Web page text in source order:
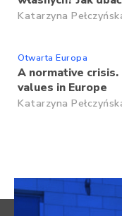
Katarzyna
Otwarta Europa
A normative
values in Europe
Katarzyna